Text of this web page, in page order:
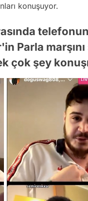
konuşuyor.
Parla
çok şey